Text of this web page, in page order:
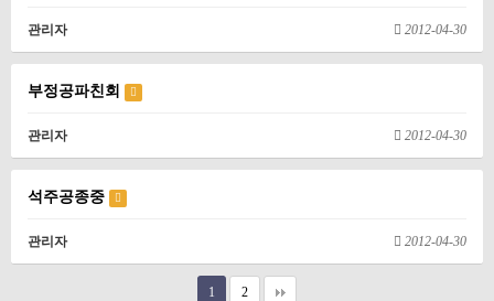
관리자 2012-04-30
부정공파친회
관리자 2012-04-30
석주공종중
관리자 2012-04-30
1 2